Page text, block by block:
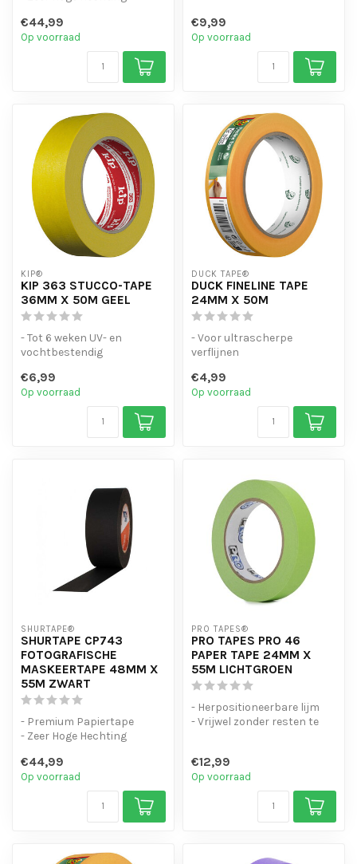
fotografische m...
€44,99
Op voorraad
€9,99
Op voorraad
KIP®
KIP 363 STUCCO-TAPE
36MM X 50M GEEL
- Tot 6 weken UV- en
vochtbestendig
plamuur-, stuc- e...
€6,99
Op voorraad
DUCK TAPE®
DUCK FINELINE TAPE
24MM X 50M
- Voor ultrascherpe
verflijnen
gebruik
- Gebruiksvri...
€4,99
Op voorraad
SHURTAPE®
SHURTAPE CP743
FOTOGRAFISCHE
MASKEERTAPE 48MM X
55M ZWART
- Premium Papiertape
- Zeer Hoge Hechting
fotografische M...
€44,99
Op voorraad
PRO TAPES®
PRO TAPES PRO 46
PAPER TAPE 24MM X
55M LICHTGROEN
- Herpositioneerbare lijm
- Vrijwel zonder resten te
€12,99
Op voorraad